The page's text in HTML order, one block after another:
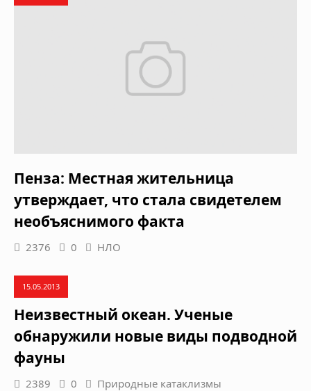
Пенза: Местная жительница
утверждает, что стала свидетелем
необъяснимого факта
2376 0 НЛО
15.05.2013
Неизвестный океан. Ученые
обнаружили новые виды подводной
фауны
2389 0 Природные катаклизмы